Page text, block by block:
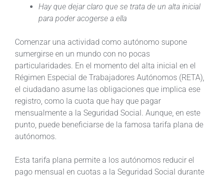
Hay que dejar claro que se trata de un alta inicial
para poder acogerse a ella
Comenzar una actividad como autónomo supone
sumergirse en un mundo con no pocas
particularidades. En el momento del alta inicial en el
Régimen Especial de Trabajadores Autónomos (RETA),
el ciudadano asume las obligaciones que implica ese
registro, como la cuota que hay que pagar
mensualmente a la Seguridad Social. Aunque, en este
punto, puede beneficiarse de la famosa tarifa plana de
autónomos.
Esta tarifa plana permite a los autónomos reducir el
pago mensual en cuotas a la Seguridad Social durante